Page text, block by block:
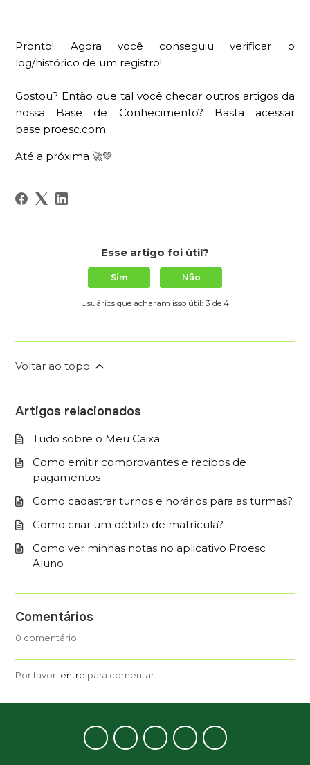
Pronto! Agora você conseguiu verificar o
log/histórico de um registro!
Gostou? Então que tal você checar outros artigos da
nossa Base de Conhecimento? Basta acessar
base.proesc.com.
Até a próxima 🚀💚
Esse artigo foi útil?
Sim Não
Usuários que acharam isso útil: 3 de 4
Voltar ao topo
Artigos relacionados
Tudo sobre o Meu Caixa
Como emitir comprovantes e recibos de
pagamentos
Como cadastrar turnos e horários para as turmas?
Como criar um débito de matrícula?
Como ver minhas notas no aplicativo Proesc
Aluno
Comentários
0 comentário
Por favor, entre para comentar.